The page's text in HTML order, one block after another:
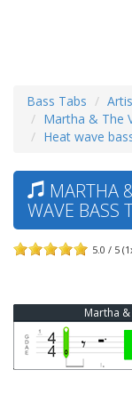
Bass Tabs
Martha & The
Heat wave
MARTHA
WAVE BASS
5.0 / 5
Martha &